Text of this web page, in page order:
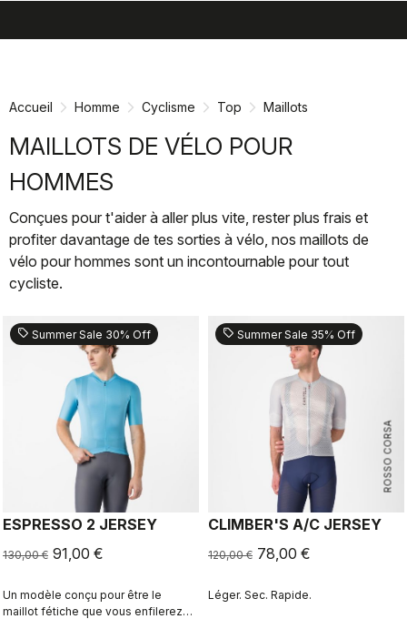
directement
navigation
directement
Accueil Homme Cyclisme Top Maillots
MAILLOTS DE VÉLO POUR
HOMMES
Conçues pour t'aider à aller plus vite, rester plus frais et
profiter davantage de tes sorties à vélo, nos maillots de
vélo pour hommes sont un incontournable pour tout
cycliste.
sell Summer Sale 30% Off
ESPRESSO 2 JERSEY
130,00 € 91,00 €
Un modèle conçu pour être le
maillot fétiche que vous enfilerez
ROSSO CORSA
sell Summer Sale 35% Off
CLIMBER'S A/C JERSEY
120,00 € 78,00 €
Léger. Sec. Rapide.